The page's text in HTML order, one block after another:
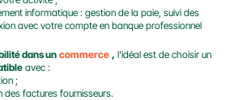
informatique : gestion de la paie, suivi des
avec votre compte en banque professionnel
dans un commerce ,
avec :
;
des factures fournisseurs.